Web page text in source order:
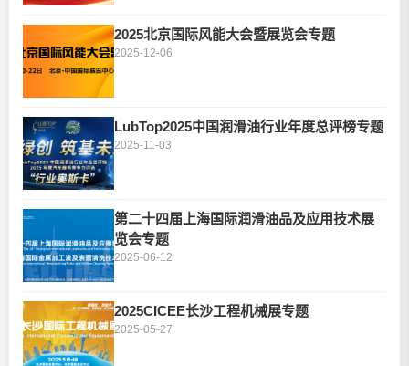
2025北京国际风能大会暨展览会专题
2025-12-06
LubTop2025中国润滑油行业年度总评榜专题
2025-11-03
第二十四届上海国际润滑油品及应用技术展
览会专题
2025-06-12
2025CICEE长沙工程机械展专题
2025-05-27